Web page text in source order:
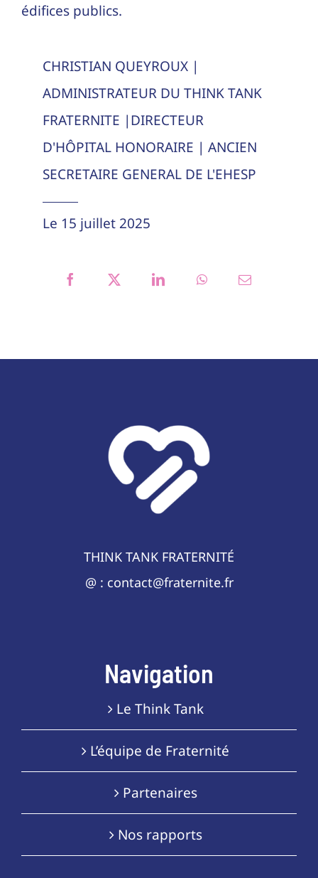
édifices publics.
CHRISTIAN QUEYROUX |
ADMINISTRATEUR DU THINK TANK
FRATERNITE |DIRECTEUR
D'HÔPITAL HONORAIRE | ANCIEN
SECRETAIRE GENERAL DE L'EHESP
Le 15 juillet 2025
THINK TANK FRATERNITÉ
@ : contact@fraternite.fr
Navigation
Le Think Tank
L’équipe de Fraternité
Partenaires
Nos rapports